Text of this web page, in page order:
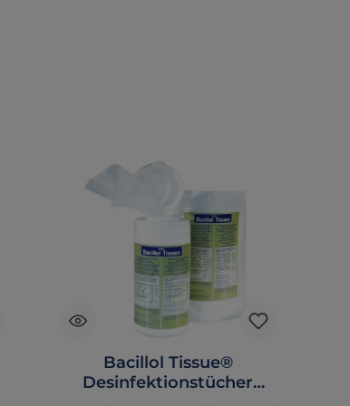
Bacillol Tissue®
Desinfektionstücher